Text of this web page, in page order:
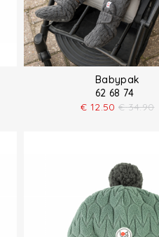
Babypak
62 68 74
€ 12.50 € 34.90